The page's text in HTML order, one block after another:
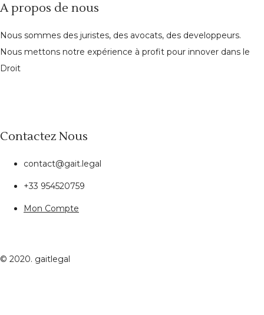
A propos de nous
Nous sommes des juristes, des avocats, des developpeurs.
Nous mettons notre expérience à profit pour innover dans le
Droit
Contactez Nous
contact@gait.legal
+33 954520759
Mon Compte
© 2020. gaitlegal